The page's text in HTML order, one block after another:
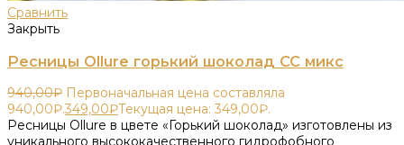
Сравнить
Закрыть
Ресницы Ollure горький шоколад CC микс
940,00₽ Первоначальная цена составляла
940,00₽.349,00₽Текущая цена: 349,00₽.
Ресницы Ollure в цвете «Горький шоколад» изготовлены из
уникального высококачественного гидрофобного